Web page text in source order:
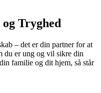
Tryghed
– det er din partner for at
du er ung og vil sikre din
familie og dit hjem, så står